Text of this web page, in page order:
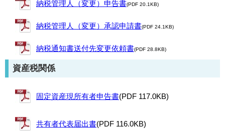
納税管理人（変更）申告書(PDF 20.1KB)
納税管理人（変更）承認申請書(PDF 24.1KB)
納税通知書送付先変更依頼書(PDF 28.8KB)
資産税関係
固定資産現所有者申告書(PDF 117.0KB)
共有者代表届出書(PDF 116.0KB)